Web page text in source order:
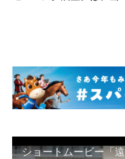
ショートムービー「